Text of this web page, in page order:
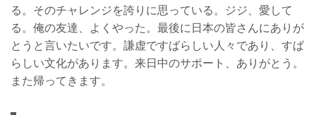
る。そのチャレンジを誇りに思っている。ジジ、愛して
る。俺の友達、よくやった。最後に日本の皆さんにありが
とうと言いたいです。謙虚ですばらしい人々であり、すば
らしい文化があります。来日中のサポート、ありがとう。
また帰ってきます。